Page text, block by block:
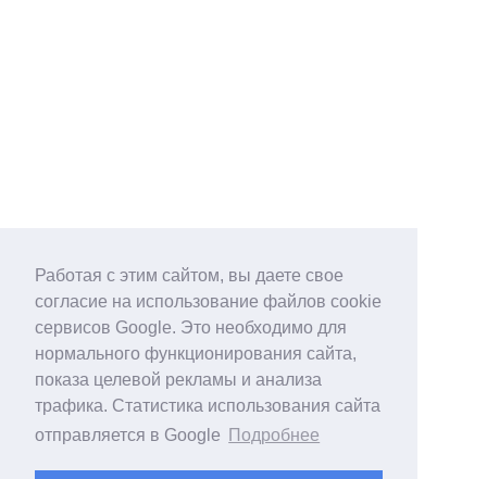
Работая с этим сайтом, вы даете свое
согласие на использование файлов cookie
сервисов Google. Это необходимо для
нормального функционирования сайта,
показа целевой рекламы и анализа
трафика. Статистика использования сайта
отправляется в Google
Подробнее